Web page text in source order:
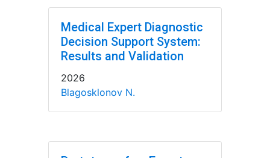
Medical Expert Diagnostic
Decision Support System:
Results and Validation
2026
Blagosklonov N.